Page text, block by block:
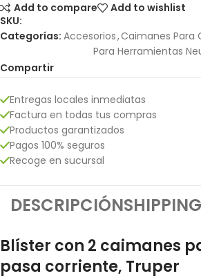
Add to compare
Add to wishlist
SKU:
Categorías: Accesorios,Caimanes Para
Para Herramientas
Compartir
Entregas locales inmediatas
Factura en todas tus compras
Productos garantizados
Pagos 100% seguros
Recoge en sucursal
DESCRIPCIÓN
Blíster con 2 caimanes
pasa corriente, Truper